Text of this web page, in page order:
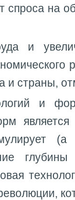
на
и
и страны,
и
(а